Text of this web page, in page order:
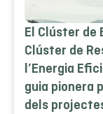
El Clúster de
Clúster de
l’Energia
guia pionera
dels